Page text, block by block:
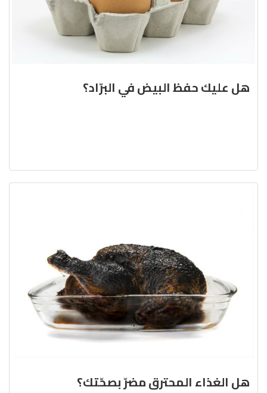
هل عليك حفظ البيض في البرّاد؟
هل الغذاء المحترق مضرّ بصحّتك؟